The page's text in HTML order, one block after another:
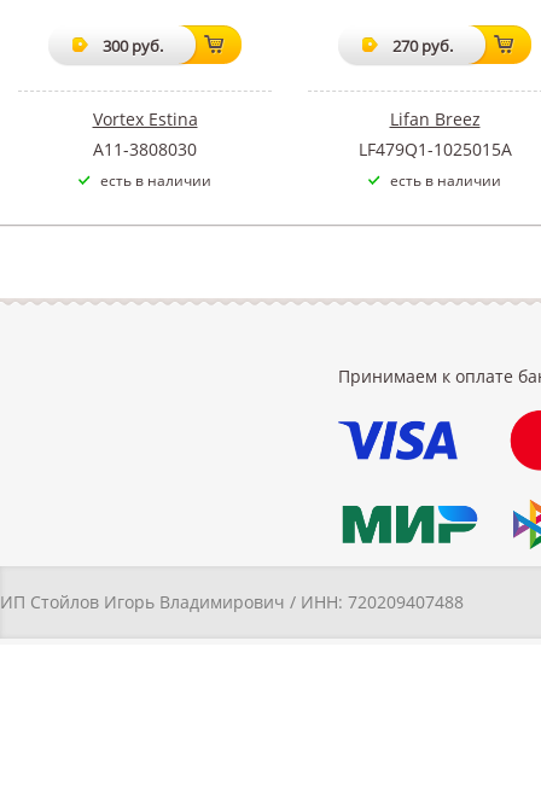
300 руб.
Vortex Estina
A11-3808030
есть в наличии
270 руб.
Lifan Breez
LF479Q1-1025015A
есть в наличии
Принимаем к оплате
ИП Стойлов Игорь Владимирович / ИНН: 720209407488